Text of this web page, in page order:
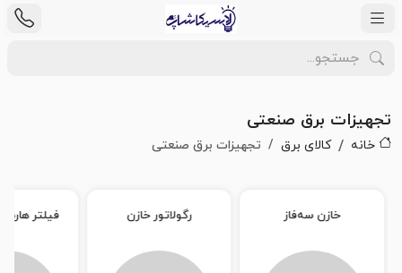
تجهیزات برق صنعتی
خانه کالای برق تجهیزات برق صنعتی
خازن سه‌فاز رگولاتور خازن فیلتر